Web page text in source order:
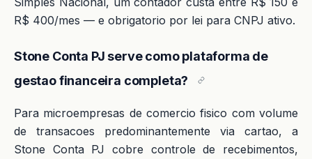
R$ 400/mes — e obrigatorio por lei para CNPJ ativo.
Stone Conta PJ serve como plataforma de
gestao financeira completa?
Para microempresas de comercio fisico com volume
de transacoes predominantemente via cartao, a
Stone Conta PJ cobre controle de recebimentos,